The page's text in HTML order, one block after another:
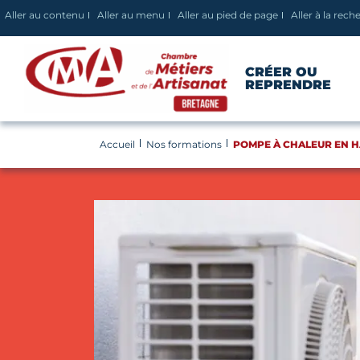
Panneau de gestion des cookies
Aller au contenu Aller au menu Aller au pied de page Aller à la
CRÉER OU
REPRENDRE
Accueil Nos formations POMPE À CHALEUR EN